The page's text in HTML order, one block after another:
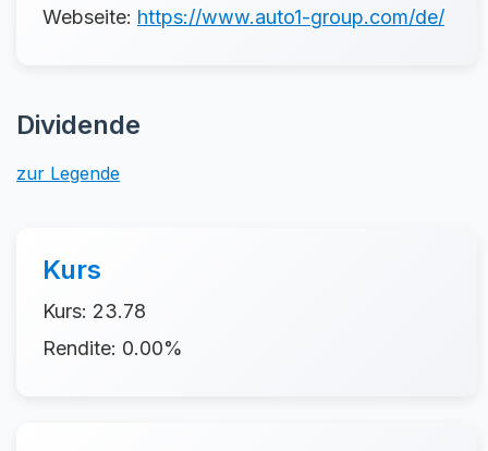
Webseite: https://www.auto1-group.com/de/
Dividende
zur Legende
Kurs
Kurs: 23.78
Rendite: 0.00%